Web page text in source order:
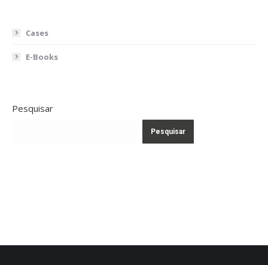
Cases
E-Books
Pesquisar
Pesquisar